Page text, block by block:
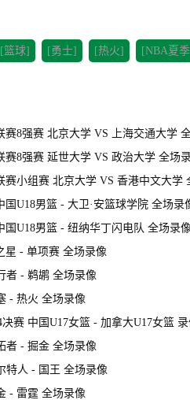
[篮球] [勇士] [热火] [NBA夏
赛8强赛 北京大学 VS 上海交通大学
赛8强赛 延世大学 VS 政治大学 全场
赛小组赛 北京大学 VS 香港中文大学
国U18男篮 - 大卫·安篮球学院 全场录
国U18男篮 - 纽纳华丁闪电队 全场录像
星 - 单项赛 全场录像
者 - 鹈鹕 全场录像
- 热火 全场录像
赛 中国U17女篮 - 加拿大U17女篮 录
者 - 掘金 全场录像
特人 - 国王 全场录像
- 雷霆 全场录像